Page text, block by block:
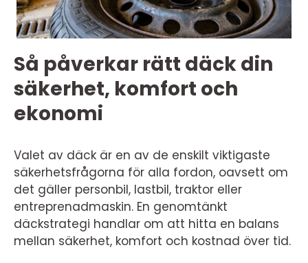
Så påverkar rätt däck din
säkerhet, komfort och
ekonomi
Valet av däck är en av de enskilt viktigaste
säkerhetsfrågorna för alla fordon, oavsett om
det gäller personbil, lastbil, traktor eller
entreprenadmaskin. En genomtänkt
däckstrategi handlar om att hitta en balans
mellan säkerhet, komfort och kostnad över tid.